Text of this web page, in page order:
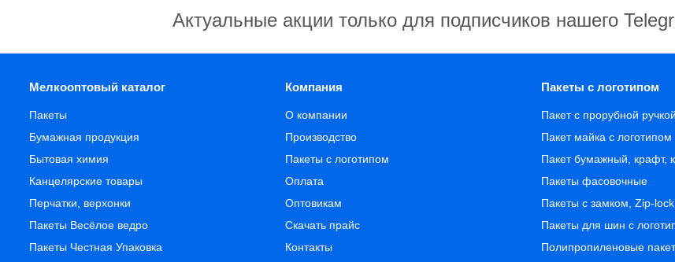
Актуальные акции только для подписчиков нашего
Мелкооптовый каталог
Пакеты
Бумажная продукция
Бытовая химия
Канцелярские товары
Перчатки, верхонки
Пакеты Весёлое ведро
Пакеты Честная Упаковка
Компания
О компании
Производство
Пакеты с логотипом
Оплата
Оптовикам
Скачать прайс
Контакты
Пакеты с логотипом
Пакет с прорубной ручкой
Пакет майка с логотипом
Пакет бумажный, крафт,
Пакеты фасовочные
Пакеты с замком, Zip-
Пакеты для шин с
Полипропиленовые